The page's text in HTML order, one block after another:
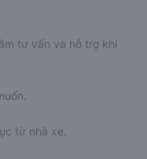
tư vấn và hỗ trợ khi
từ nhà xe.